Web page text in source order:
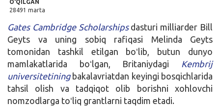
O'QILGAN
28491 marta
Gates Cambridge Scholarshipsdasturi milliarder Bill
Geyts va uning sobiq rafiqasi Melinda Geyts
tomonidan tashkil etilgan boʻlib, butun dunyo
mamlakatlarida boʻlgan, Britaniydagi Kembrij
universitetiningbakalavriatdan keyingi bosqichlarida
tahsil olish va tadqiqot olib borishni xohlovchi
nomzodlarga toʻliq grantlarni taqdim etadi.